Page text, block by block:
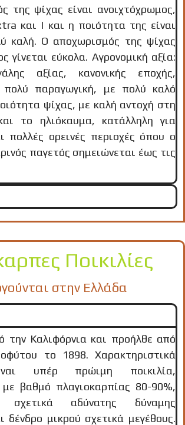
της ψίχας είναι ανοιχτόχρωμος,
και Ι και η ποιότητα της είναι
καλή. Ο αποχωρισμός της ψίχας
γίνεται εύκολα. Αγρονομική αξία:
αξίας, κανονικής εποχής,
πολύ παραγωγική, με πολύ καλό
ψίχας, με καλή αντοχή στη
το ηλιόκαυμα, κατάλληλη για
πολλές ορεινές περιοχές όπου ο
παγετός σημειώνεται έως τις
Ποικιλίες
στην Ελλάδα
το 1898. Χαρακτηριστικά
υπέρ πρώιμη ποικιλία,
με βαθμό πλαγιοκαρπίας 80-90%,
σχετικά αδύνατης δύναμης
δένδρο μικρού σχετικά μεγέθους.